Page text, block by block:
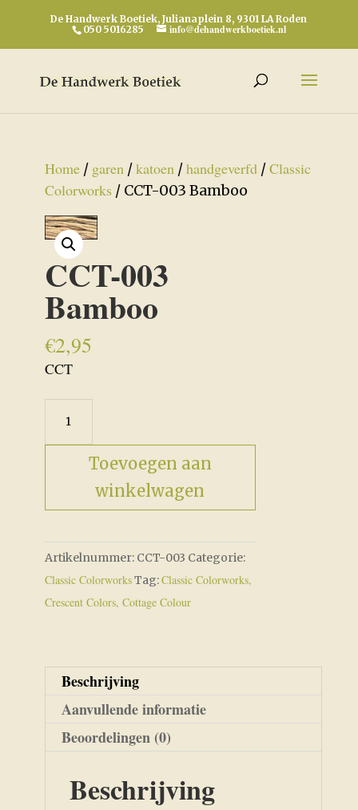
De Handwerk Boetiek, Julianaplein 8, 9301 LA Roden
050 5016285
info@dehandwerkboetiek.nl
Home/ garen/katoen/handgeverfd/Classic
Colorworks / CCT-003 Bamboo
CCT-003
Bamboo
€2,95
CCT
003
Bamboo
Toevoegen aan
winkelwagen
Artikelnummer: CCT-003 Categorie:
Classic ColorworksTag:Classic Colorworks,
Crescent Colors, Cottage Colour
Beschrijving
Aanvullende informatie
Beoordelingen (0)
Beschrijving